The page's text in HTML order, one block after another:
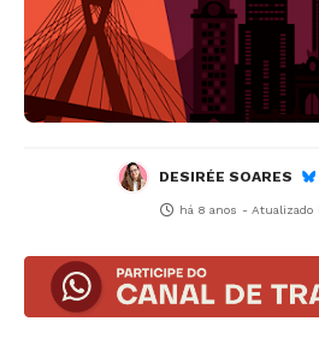
DESIRÉE SOARES
há 8 anos - Atualizado